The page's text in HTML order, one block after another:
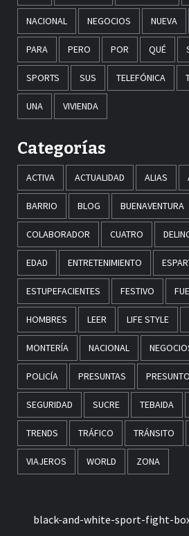
NACIONAL NEGOCIOS NUEVA
PARA PERO POR QUÉ
SPORTS SUS TELEFÓNICA
UNA VIVIENDA
Categorías
ACTIVA ACTUALIDAD ALIAS
BARRIO BLOG BUENAVENTURA
COLABORADOR CUATRO
EDAD ENTRETENIMIENTO
ESTUPEFACIENTES FESTIVO
HOMBRES LEER LIFE STYLE
MONTERÍA NACIONAL
POLICÍA PRESUNTAS PRESUNTO
SEGURIDAD SUCRE TEBAIDA
TRENDS TRÁFICO TRÁNSITO
VIAJEROS WORLD ZONA
black-and-white-sport-fight-